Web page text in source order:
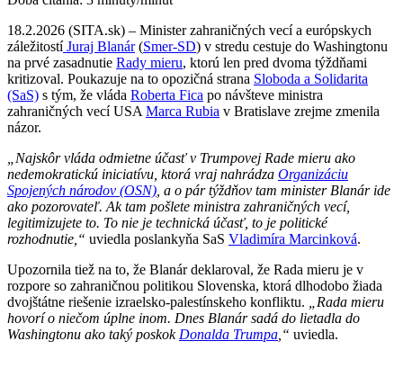
18.2.2026 (SITA.sk) – Minister zahraničných vecí a európskych
záležitostíJuraj Blanár(Smer-SD) v stredu cestuje do Washingtonu
na prvé zasadnutie Rady mieru, ktorú len pred dvoma týždňami
kritizoval. Poukazuje na to opozičná strana Sloboda a Solidarita
(SaS) s tým, že vláda Roberta Fica po návšteve ministra
zahraničných vecí USA Marca Rubia v Bratislave zrejme zmenila
názor.
„Najskôr vláda odmietne účasť v Trumpovej Rade mieru ako
nedemokratickú iniciatívu, ktorá vraj nahrádza Organizáciu
Spojených národov (OSN) , a o pár týždňov tam minister Blanár ide
ako pozorovateľ. Ak tam pošlete ministra zahraničných vecí,
legitimizujete to. To nie je technická účasť, to je politické
rozhodnutie,“ uviedla poslankyňa SaS Vladimíra Marcinková.
Upozornila tiež na to, že Blanár deklaroval, že Rada mieru je v
rozpore so zahraničnou politikou Slovenska, ktorá dlhodobo žiada
dvojštátne riešenie izraelsko-palestínskeho konfliktu.
„Rada mieru
hovorí o niečom úplne inom. Dnes Blanár sadá do lietadla do
Washingtonu ako taký poskok Donalda Trumpa ,“ uviedla.